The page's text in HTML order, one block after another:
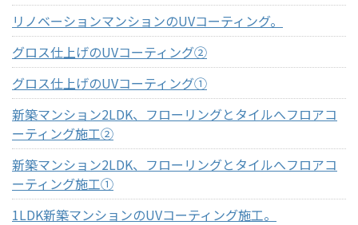
リノベーションマンションのUVコーティング。
グロス仕上げのUVコーティング②
グロス仕上げのUVコーティング①
新築マンション2LDK、フローリングとタイルへフロアコ
ーティング施工②
新築マンション2LDK、フローリングとタイルへフロアコ
ーティング施工①
1LDK新築マンションのUVコーティング施工。